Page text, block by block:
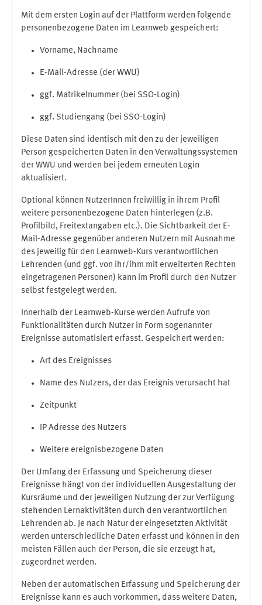
Mit dem ersten Login auf der Plattform werden folgende
personenbezogene Daten im Learnweb gespeichert:
Vorname, Nachname
E-Mail-Adresse (der WWU)
ggf. Matrikelnummer (bei SSO-Login)
ggf. Studiengang (bei SSO-Login)
Diese Daten sind identisch mit den zu der jeweiligen
Person gespeicherten Daten in den Verwaltungssystemen
der WWU und werden bei jedem erneuten Login
aktualisiert.
Optional können NutzerInnen freiwillig in ihrem Profil
weitere personenbezogene Daten hinterlegen (z.B.
Profilbild, Freitextangaben etc.). Die Sichtbarkeit der E-
Mail-Adresse gegenüber anderen Nutzern mit Ausnahme
des jeweilig für den Learnweb-Kurs verantwortlichen
Lehrenden (und ggf. von ihr/ihm mit erweiterten Rechten
eingetragenen Personen) kann im Profil durch den Nutzer
selbst festgelegt werden.
Innerhalb der Learnweb-Kurse werden Aufrufe von
Funktionalitäten durch Nutzer in Form sogenannter
Ereignisse automatisiert erfasst. Gespeichert werden:
Art des Ereignisses
Name des Nutzers, der das Ereignis verursacht hat
Zeitpunkt
IP Adresse des Nutzers
Weitere ereignisbezogene Daten
Der Umfang der Erfassung und Speicherung dieser
Ereignisse hängt von der individuellen Ausgestaltung der
Kursräume und der jeweiligen Nutzung der zur Verfügung
stehenden Lernaktivitäten durch den verantwortlichen
Lehrenden ab. Je nach Natur der eingesetzten Aktivität
werden unterschiedliche Daten erfasst und können in den
meisten Fällen auch der Person, die sie erzeugt hat,
zugeordnet werden.
Neben der automatischen Erfassung und Speicherung der
Ereignisse kann es auch vorkommen, dass weitere Daten,